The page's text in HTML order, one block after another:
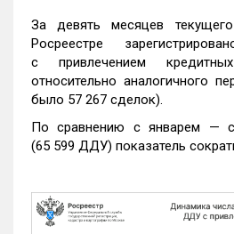
За девять месяцев
Росреестре
с привлечением
относительно аналогичного
было 57 267 сделок).
По сравнению с январем —
(65 599 ДДУ) показатель